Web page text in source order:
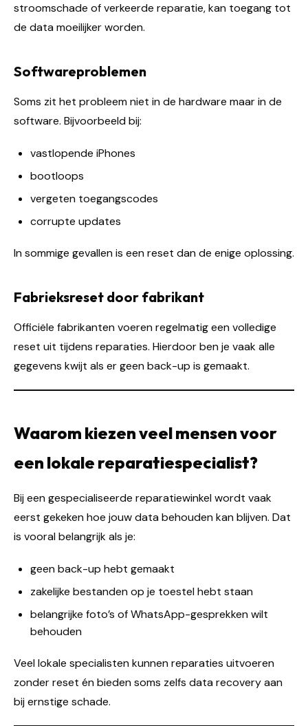
stroomschade of verkeerde reparatie, kan toegang tot
de data moeilijker worden.
Softwareproblemen
Soms zit het probleem niet in de hardware maar in de
software. Bijvoorbeeld bij:
vastlopende iPhones
bootloops
vergeten toegangscodes
corrupte updates
In sommige gevallen is een reset dan de enige oplossing.
Fabrieksreset door fabrikant
Officiële fabrikanten voeren regelmatig een volledige
reset uit tijdens reparaties. Hierdoor ben je vaak alle
gegevens kwijt als er geen back-up is gemaakt.
Waarom kiezen veel mensen voor
een lokale reparatiespecialist?
Bij een gespecialiseerde reparatiewinkel wordt vaak
eerst gekeken hoe jouw data behouden kan blijven. Dat
is vooral belangrijk als je:
geen back-up hebt gemaakt
zakelijke bestanden op je toestel hebt staan
belangrijke foto’s of WhatsApp-gesprekken wilt
behouden
Veel lokale specialisten kunnen reparaties uitvoeren
zonder reset én bieden soms zelfs data recovery aan
bij ernstige schade.